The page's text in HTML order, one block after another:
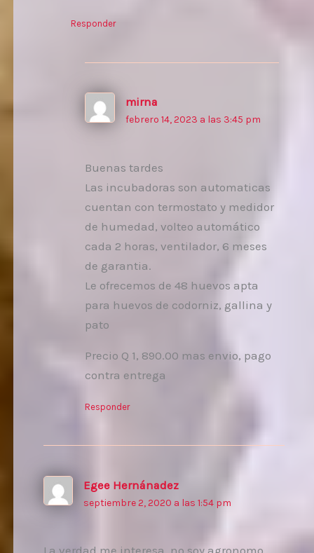
Responder
mirna
febrero 14, 2023 a las 3:45 pm
Buenas tardes
Las incubadoras son automaticas
cuentan con termostato y medidor
de humedad, volteo automático
cada 2 horas, ventilador, 6 meses
de garantia.
Le ofrecemos de 48 huevos apta
para huevos de codorniz, gallina y
pato
Precio Q 1, 890.00 mas envio, pago
contra entrega
Responder
Egee Hernánadez
septiembre 2, 2020 a las 1:54 pm